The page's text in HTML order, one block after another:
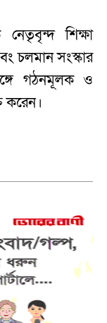
শিক্ষা
চলমান সংস্কার
সঙ্গে গঠনমূলক ও
করেন।